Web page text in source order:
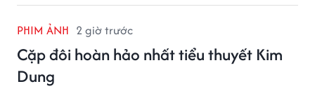
PHIM ẢNH 2 giờ trước
Cặp đôi hoàn hảo nhất tiểu thuyết Kim
Dung